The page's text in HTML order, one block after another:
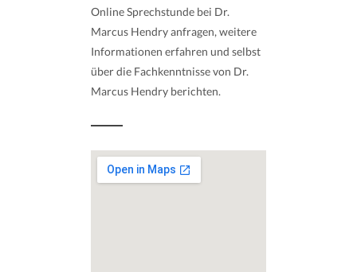
Online Sprechstunde bei Dr.
Marcus Hendry anfragen, weitere
Informationen erfahren und selbst
über die Fachkenntnisse von Dr.
Marcus Hendry berichten.